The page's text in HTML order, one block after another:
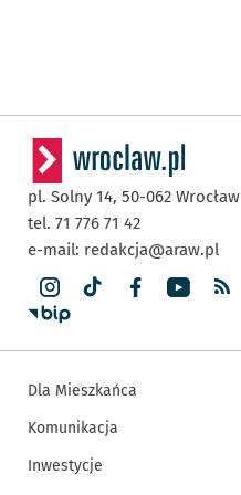
pl. Solny 14, 50-062 Wrocław
tel. 71 776 71 42
e-mail: redakcja@araw.pl
Dla Mieszkańca
Komunikacja
Inwestycje